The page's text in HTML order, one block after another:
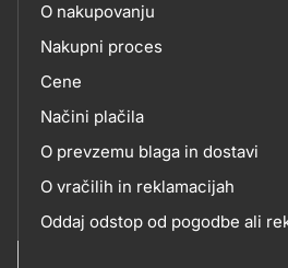
eshop
O nakupovanju
Nakupni proces
Cene
Načini plačila
O prevzemu blaga in dostavi
O vračilih in reklamacijah
Oddaj odstop od pogodbe ali